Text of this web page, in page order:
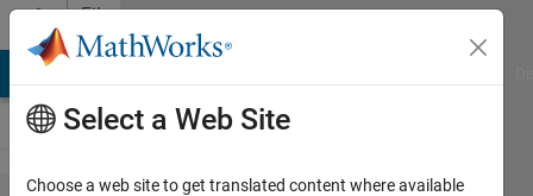
Skip to content
File
Exchange
Select a Web Site
Choose a web site to get translated content where available